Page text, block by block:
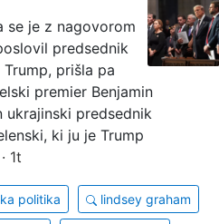
Odšel je kot
se je z nagovorom
predsednik
Trump, prišla pa
premier Benjamin
ukrajinski predsednik
ki ju je Trump
1t
politika lindsey graham